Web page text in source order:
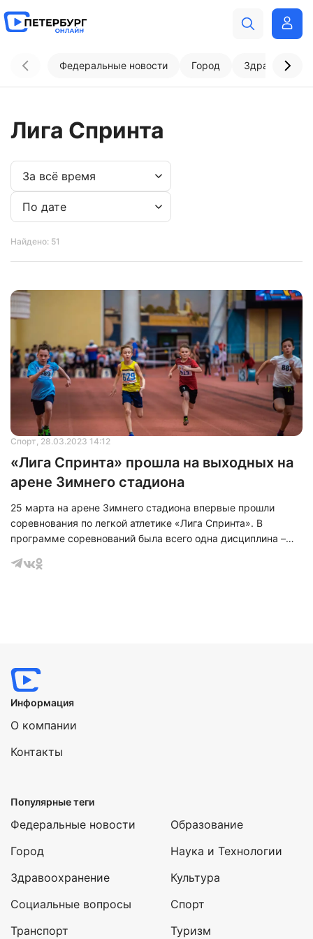
Федеральные новости Город
Лига Спринта
Найдено: 51
Спорт, 28.03.2023 14:12
«Лига Спринта» прошла на выходных на
арене Зимнего стадиона
25 марта на арене Зимнего стадиона впервые прошли
соревнования по легкой атлетике «Лига Спринта». В
программе соревнований была всего одна дисциплина –
спортсмены до 12 лет.
Информация
О компании
Контакты
Популярные теги
Федеральные новости
Город
Здравоохранение
Социальные вопросы
Транспорт
Образование
Наука и Технологии
Культура
Спорт
Туризм